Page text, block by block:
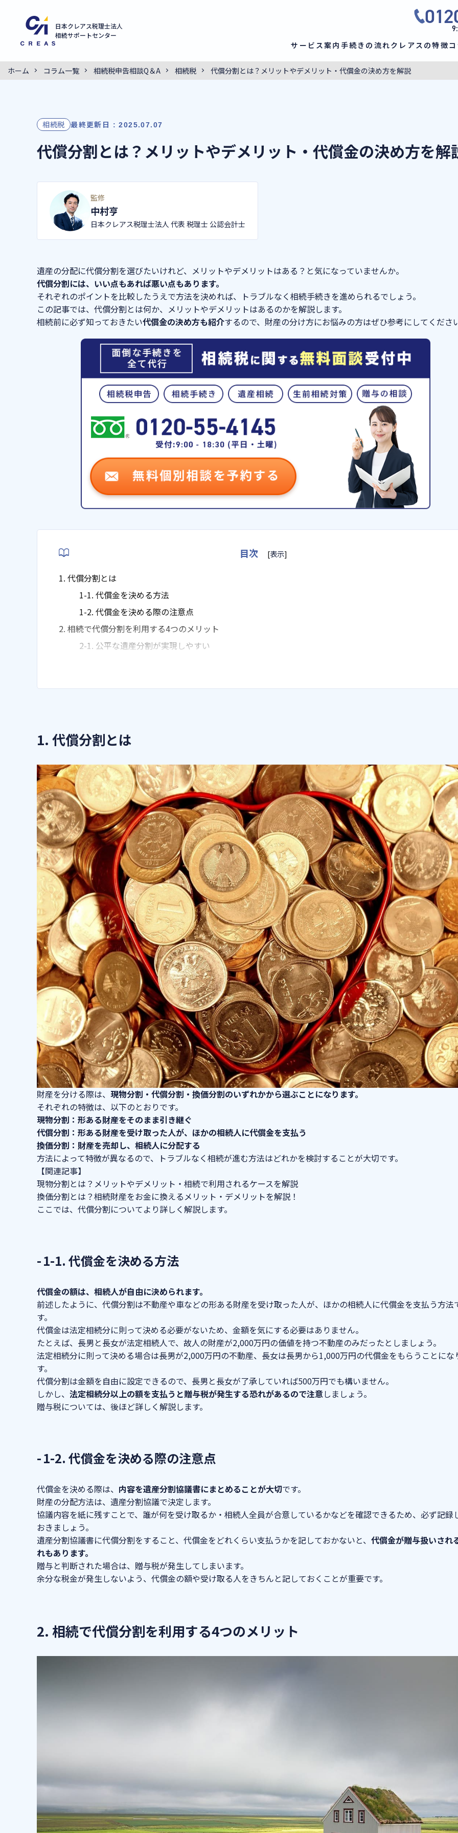
日本クレアス税理士法人
相続サポートセンター
サービス案内 手続きの流れクレアスの特徴
ホーム コラム一覧 相続税申告相談Q＆A 相続税 代償分割とは？メリットやデメリット・代償金の決め方を解説
相続税 最終更新日 : 2025.07.07
代償分割とは？メリットやデメリット・代償金の決め方を解
監修
中村亨
日本クレアス税理士法人 代表 税理士 公認会計士
遺産の分配に代償分割を選びたいけれど、メリットやデメリットはある？と気になっていませんか。
代償分割には、いい点もあれば悪い点もあります。
それぞれのポイントを比較したうえで方法を決めれば、トラブルなく相続手続きを進められるでしょう。
この記事では、代償分割とは何か、メリットやデメリットはあるのかを解説します。
相続前に必ず知っておきたい代償金の決め方も紹介するので、財産の分け方にお悩みの方はぜひ参考にしてくださ
目次 [表示]
1. 代償分割とは
1-1. 代償金を決める方法
1-2. 代償金を決める際の注意点
2. 相続で代償分割を利用する4つのメリット
2-1. 公平な遺産分割が実現しやすい
3-2. 代償金を支払えないと利用できない
3-3. 相続税以外の税金が発生する可能性がある
4. 代償分割の利用で発生する2つの税金
4-1. 贈与税
4-2. 所得税
5. 代償分割の利用がおすすめなケース
5-1. 財産を残しながら公平に相続したい
5-2. 代償金を支払える相続人がいる
5-3. 相続財産が不動産しかない
5-4. 事業を承継したい
6. 代償分割を利用して公平に財産を分配しよう！
1. 代償分割とは
財産を分ける際は、 現物分割・代償分割・換価分割のいずれかから選ぶことになります。
それぞれの特徴は、以下のとおりです。
現物分割：形ある財産をそのまま引き継ぐ
代償分割：形ある財産を受け取った人が、ほかの相続人に代償金を支払う
換価分割：財産を売却し、相続人に分配する
方法によって特徴が異なるので、トラブルなく相続が進む方法はどれかを検討することが大切です。
【関連記事】
現物分割とは？メリットやデメリット・相続で利用されるケースを解説
換価分割とは？相続財産をお金に換えるメリット・デメリットを解説 ！
ここでは、代償分割についてより詳しく解説します。
1-1. 代償金を決める方法
代償金の額は、相続人が自由に決められます。
前述したように、代償分割は不動産や車などの形ある財産を受け取った人が、ほかの相続人に代償金を支払う方法
す。
代償金は法定相続分に則って決める必要がないため、金額を気にする必要はありません。
たとえば、長男と長女が法定相続人で、故人の財産が2,000万円の価値を持つ不動産のみだったとしましょう。
法定相続分に則って決める場合は長男が2,000万円の不動産、長女は長男から1,000万円の代償金をもらうことにな
す。
代償分割は金額を自由に設定できるので、長男と長女が了承していれば500万円でも構いません。
しかし、 法定相続分以上の額を支払うと贈与税が発生する恐れがあるので注意しましょう。
贈与税については、後ほど詳しく解説します。
1-2. 代償金を決める際の注意点
代償金を決める際は、 内容を遺産分割協議書にまとめることが大切です。
財産の分配方法は、遺産分割協議で決定します。
協議内容を紙に残すことで、誰が何を受け取るか・相続人全員が合意しているかなどを確認できるため、必ず記録
おきましょう。
遺産分割協議書に代償分割をすること、代償金をどれくらい支払うかを記しておかないと、 代償金が贈与扱いされ
れもあります。
贈与と判断された場合は、贈与税が発生してしまいます。
余分な税金が発生しないよう、代償金の額や受け取る人をきちんと記しておくことが重要です。
2. 相続で代償分割を利用する4つのメリット